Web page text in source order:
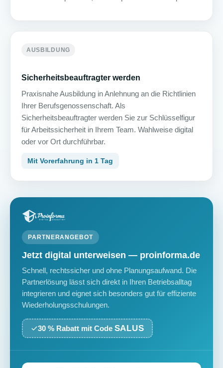
AUSBILDUNG
Sicherheitsbeauftragter werden
Praxisnahe Ausbildung in Anlehnung an die Richtlinien
Ihrer Berufsgenossenschaft. Als
Sicherheitsbeauftragter werden Sie zur Schlüsselfigur
für Arbeitssicherheit in Ihrem Team. Wahlweise digital
oder vor Ort durchführbar.
Mit Vorerfahrung in 1 Tag
PARTNERANGEBOT
Jetzt digital unterweisen — proinforma.de
Schnell, rechtssicher und ohne Planungsaufwand. Die
Partnerlösung lässt sich direkt in Ihren Betriebsalltag
integrieren und eignet sich besonders gut für effiziente
Wiederholungsschulungen.
30 % Rabatt mit Code SALUS